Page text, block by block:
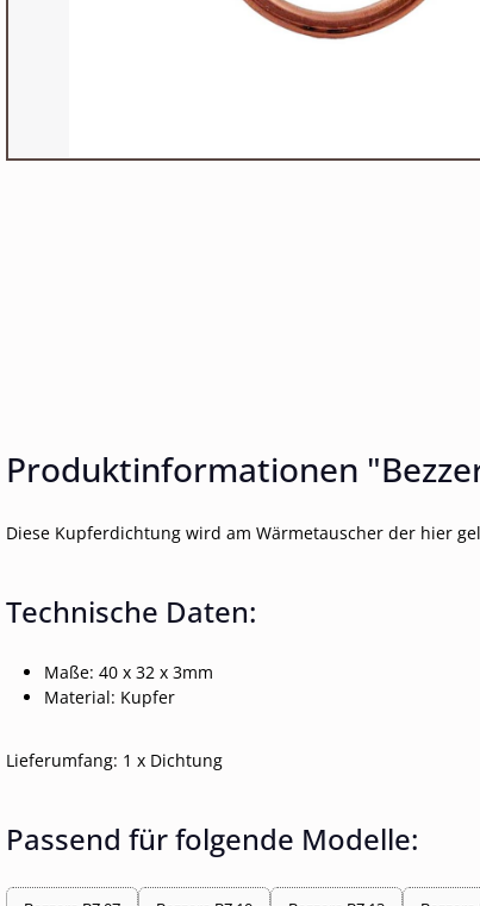
Produktinformationen
Diese Kupferdichtung wird am Wärmetauscher der hier
Technische Daten:
Maße: 40 x 32 x 3mm
Material: Kupfer
Lieferumfang: 1 x Dichtung
Passend für folgende Modelle: